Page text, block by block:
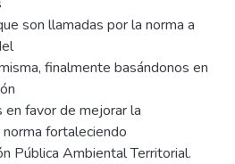
son llamadas por la norma a
finalmente basándonos en
en favor de mejorar la
fortaleciendo
Pública Ambiental Territorial.